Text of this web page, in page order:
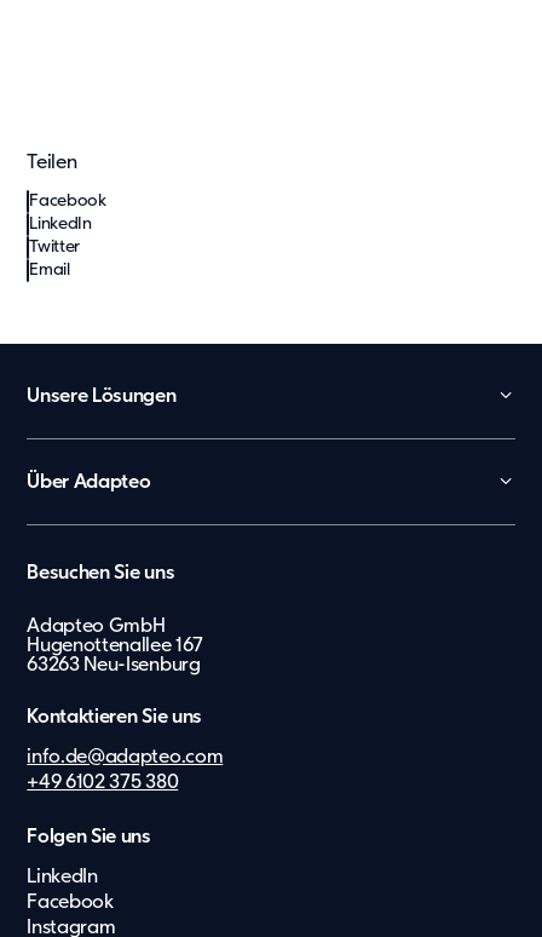
Lietuvių
Dansk
English
Teilen
Facebook
LinkedIn
Twitter
Email
Unsere Lösungen
Kita
Schule
Tagespflege
Messe
Zusätzliche Leistungen
Über Adapteo
Kontakt
Besuchen Sie uns
Adapteo GmbH
Hugenottenallee 167
63263 Neu-Isenburg
Kontaktieren Sie uns
info.de@adapteo.com
+49 6102 375 380
Folgen Sie uns
LinkedIn
Facebook
Instagram